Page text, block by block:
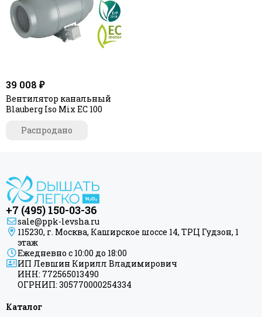
39 008 ₽
Вентилятор канальный
Blauberg Iso Mix EC 100
Распродано
+7 (495) 150-03-36
sale@ppk-levsha.ru
115230, г. Москва, Каширское шоссе 14, ТРЦ Гудзон, 1
этаж
Ежедневно с 10:00 до 18:00
ИП Левшин Кирилл Владимирович
ИНН: 772565013490
ОГРНИП: 305770000254334
Каталог